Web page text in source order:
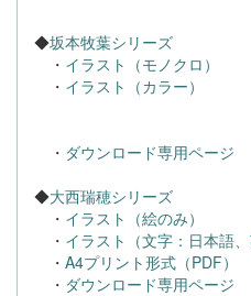
◆坂本牧葉シリーズ
・ イラスト（モノクロ）
・ イラスト（カラー）
・ ダウンロード専用ページ
◆大西瑞穂シリーズ
・ イラスト（絵のみ）
・ イラスト（文字：日本語、
・ A4プリント形式（PDF）
・ ダウンロード専用ページ